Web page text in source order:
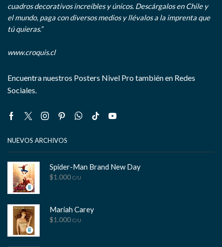
cuadros decorativos increíbles y únicos. Descárgalos en Chile y
el mundo, paga con diversos medios y llévalos a la imprenta que
tú quieras.”
www.croquis.cl
Encuentra nuestros Posters Nivel Pro también en Redes
Sociales.
Facebook
TwitterInstagram
PinterestWhatsapp
Tik- Youtube
NUEVOS ARCHIVOS
Spider-Man Brand New Day
$1.000 C/U
Mariah Carey
$1.000 C/U